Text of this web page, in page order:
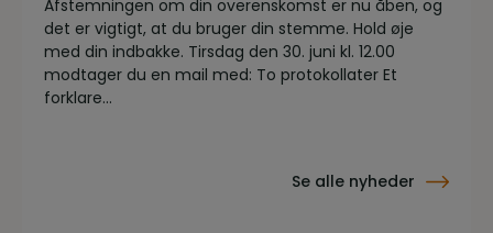
Afstemningen om din overenskomst er nu åben, og
det er vigtigt, at du bruger din stemme. Hold øje
med din indbakke. Tirsdag den 30. juni kl. 12.00
modtager du en mail med: To protokollater Et
forklare...
Se alle nyheder